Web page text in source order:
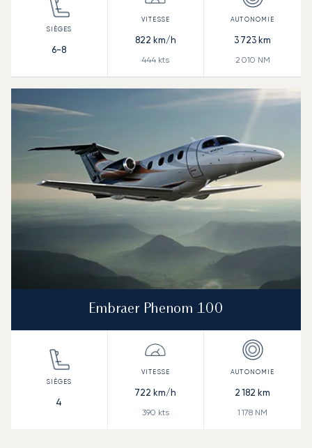
6-8
822 km/h
444 kts
3 723 km
2 010 NM
Embraer Phenom 100
4
722 km/h
390 kts
2 182 km
1 178 NM